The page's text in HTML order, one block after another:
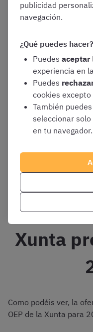
Administrativo
(subgrupo C1)
Cuerpo Auxiliar
(subgrupo C2)
Plazas de Promoción
2025 de la Xunta de Galicia
del Decreto
¿A qué
Xunta
Como podéis ver, la
OEP de la Xunta para
publicidad
navegación.
¿Qué puedes hacer?
Puedes aceptar
experiencia en
Puedes
cookies
También puedes
seleccionar
en tu navegador.